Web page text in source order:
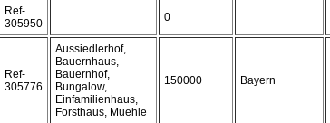
Ref-
305950
0
Ref-
305776
Aussiedlerhof,
Bauernhaus,
Bauernhof,
Bungalow,
Einfamilienhaus,
Forsthaus, Muehle
150000 Bayern